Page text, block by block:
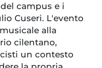
campus e i
Cuseri. L'evento
alla
cilentano,
un contesto